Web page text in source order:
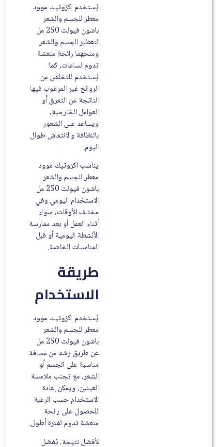
يُستخدم اكزوتيك موود
معطر للجسم والشعر
باشون فيولت 250 مل
لتعطير الجسم والشعر
ومنحهما رائحة منعشة
تدوم لساعات، كما
يُستخدم للتخلص من
الروائح غير المرغوب فيها
الناتجة عن التعرق أو
العوامل الخارجية،
ويساعد على الشعور
بالنظافة والانتعاش طوال
اليوم.
يناسب اكزوتيك موود
معطر للجسم والشعر
باشون فيولت 250 مل
الاستخدام اليومي وفي
مختلف الأوقات، سواء
أثناء العمل أو بعد ممارسة
الأنشطة اليومية أو قبل
المناسبات الخاصة.
طريقة
الاستخدام
يُستخدم اكزوتيك موود
معطر للجسم والشعر
باشون فيولت 250 مل
عن طريق رشه من مسافة
مناسبة على الجسم أو
الشعر، مع تجنب ملامسة
العينين، ويمكن إعادة
الاستخدام حسب الرغبة
للحصول على رائحة
منعشة تدوم لفترة أطول.
لأفضل نتيجة، يُفضل